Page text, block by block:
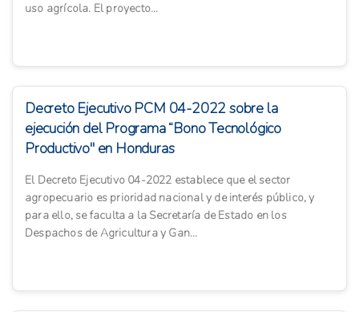
uso agrícola. El proyecto...
Decreto Ejecutivo PCM 04-2022 sobre la
ejecución del Programa “Bono Tecnológico
Productivo" en Honduras
El Decreto Ejecutivo 04-2022 establece que el sector
agropecuario es prioridad nacional y de interés público, y
para ello, se faculta a la Secretaría de Estado en los
Despachos de Agricultura y Gan...